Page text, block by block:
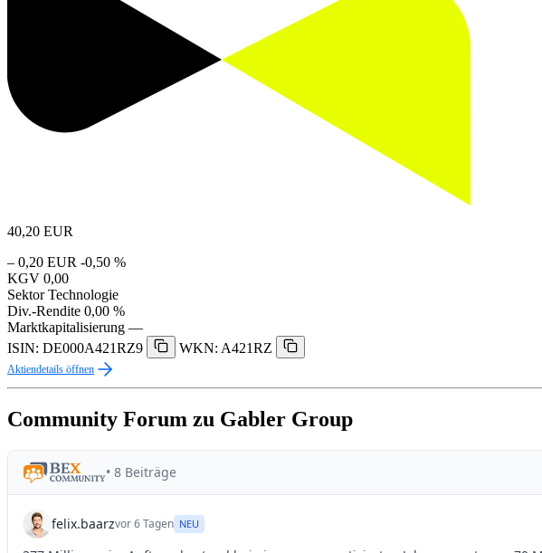
40,20 EUR
– 0,20 EUR -0,50 %
KGV 0,00
Sektor Technologie
Div.-Rendite 0,00 %
Marktkapitalisierung —
ISIN: DE000A421RZ9
WKN: A421RZ
Aktiendetails öffnen
Community Forum zu Gabler Group